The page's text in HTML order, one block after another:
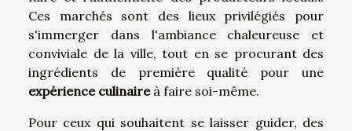
Ces marchés sont des lieux privilégiés pour
s'immerger dans l'ambiance chaleureuse et
conviviale de la ville, tout en se procurant des
ingrédients de première qualité pour une
expérience culinaireà faire soi-même.
Pour ceux qui souhaitent se laisser guider, des